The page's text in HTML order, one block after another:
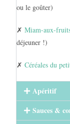
ou le goûter)
✗Miam-aux-
déjeuner !)
✗Céréales du
Apéritif
Sauces &